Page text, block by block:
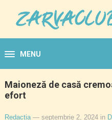
MENU
Maioneză de casă
efort
Redacția — septembrie 2, 2024 in